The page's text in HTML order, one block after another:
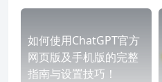
如何使用ChatGPT官方
网页版及手机版的完整
指南与设置技巧！